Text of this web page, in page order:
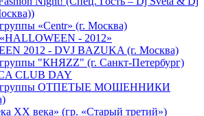
«Centr» (г. Москва)
- 2012»
2012 - DVJ BAZUKA (г. Москва)
"КНЯZZ" (г. Санкт-Петербург)
CLUB DAY
группы ОТПЕТЫЕ МОШЕННИКИ
ХХ века» (гр. «Старый третий»)